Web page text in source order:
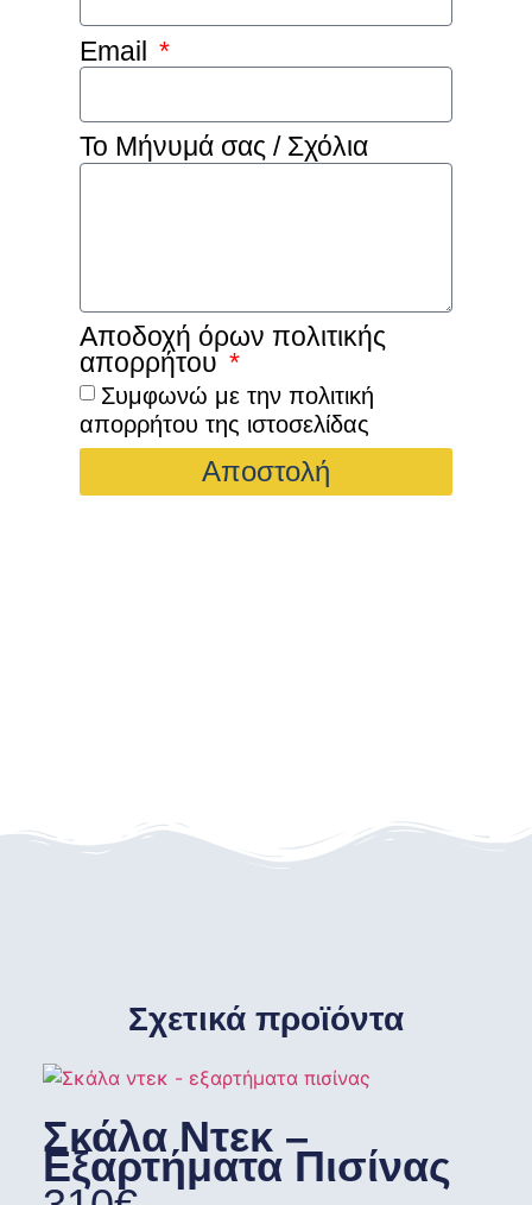
Email
Το Μήνυμά σας / Σχόλια
Αποδοχή όρων πολιτικής
απορρήτου
Συμφωνώ με την πολιτική
απορρήτου της ιστοσελίδας
Αποστολή
Σχετικά προϊόντα
Σκάλα Ντεκ –
Εξαρτήματα Πισίνας